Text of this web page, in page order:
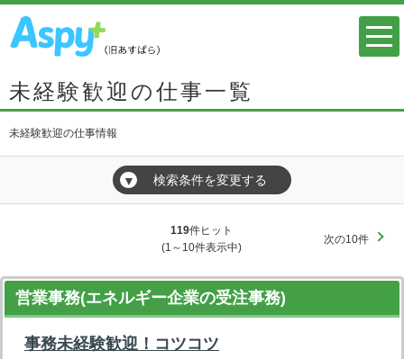
未経験歓迎の仕事一覧
未経験歓迎の仕事情報
▼ 検索条件を変更する
119件ヒット
(1～10件表示中)
次の10件
営業事務(エネルギー企業の受注事務)
事務未経験歓迎！コツコツ